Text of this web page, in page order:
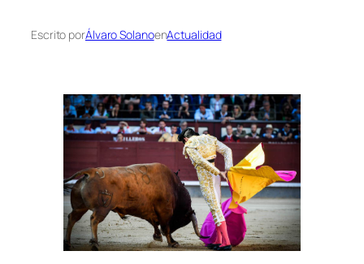
Escrito porÁlvaro SolanoenActualidad